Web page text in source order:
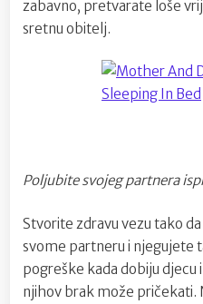
zabavno, pretvarate loše
sretnu obitelj.
Poljubite svojeg partnera
Stvorite zdravu vezu tako
svome partneru i njegujete
pogreške kada dobiju djecu
njihov brak može pričekati.